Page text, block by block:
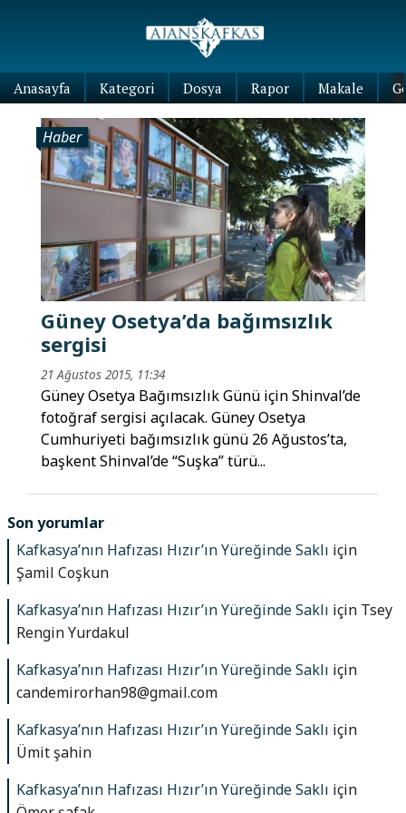
Anasayfa Kategori Dosya Rapor Makale
Haber
Güney Osetya’da bağımsızlık
sergisi
21 Ağustos 2015, 11:34
Güney Osetya Bağımsızlık Günü için Shinval’de
fotoğraf sergisi açılacak. Güney Osetya
Cumhuriyeti bağımsızlık günü 26 Ağustos’ta,
başkent Shinval’de “Suşka” türü...
Son yorumlar
Kafkasya’nın Hafızası Hızır’ın Yüreğinde Saklı için
Şamil Coşkun
Kafkasya’nın Hafızası Hızır’ın Yüreğinde Saklı için Tsey
Rengin Yurdakul
Kafkasya’nın Hafızası Hızır’ın Yüreğinde Saklı için
candemirorhan98@gmail.com
Kafkasya’nın Hafızası Hızır’ın Yüreğinde Saklı için
Ümit şahin
Kafkasya’nın Hafızası Hızır’ın Yüreğinde Saklı için